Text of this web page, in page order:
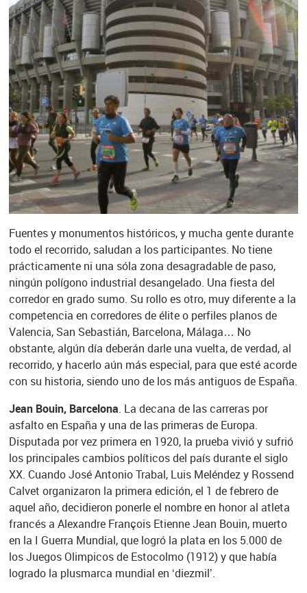
Fuentes y monumentos históricos, y mucha gente durante
todo el recorrido, saludan a los participantes. No tiene
prácticamente ni una sóla zona desagradable de paso,
ningún polígono industrial desangelado. Una fiesta del
corredor en grado sumo. Su rollo es otro, muy diferente a la
competencia en corredores de élite o perfiles planos de
Valencia, San Sebastián, Barcelona, Málaga… No
obstante, algún día deberán darle una vuelta, de verdad, al
recorrido, y hacerlo aún más especial, para que esté acorde
con su historia, siendo uno de los más antiguos de España.
Jean Bouin, Barcelona. La decana de las carreras por
asfalto en España y una de las primeras de Europa.
Disputada por vez primera en 1920, la prueba vivió y sufrió
los principales cambios políticos del país durante el siglo
XX. Cuando José Antonio Trabal, Luis Meléndez y Rossend
Calvet organizaron la primera edición, el 1 de febrero de
aquel año, decidieron ponerle el nombre en honor al atleta
francés a Alexandre François Etienne Jean Bouin, muerto
en la I Guerra Mundial, que logró la plata en los 5.000 de
los Juegos Olimpicos de Estocolmo (1912) y que había
logrado la plusmarca mundial en ‘diezmil’.